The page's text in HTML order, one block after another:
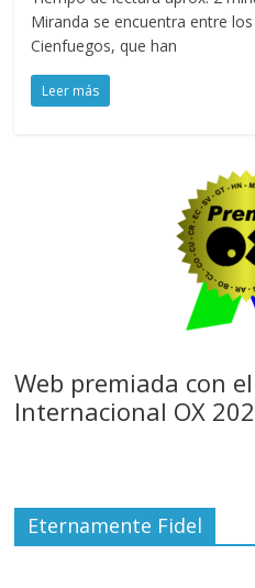
Miranda se encuentra entre
Cienfuegos, que han
Leer más
Web premiada con
Internacional OX
Eternamente Fidel